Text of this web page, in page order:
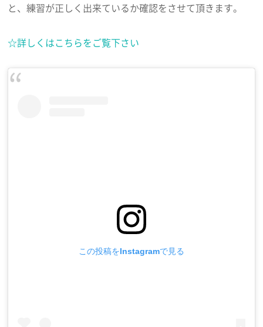
と、練習が正しく出来ているか確認をさせて頂きます。
☆詳しくはこちらをご覧下さい
この投稿をInstagramで見る